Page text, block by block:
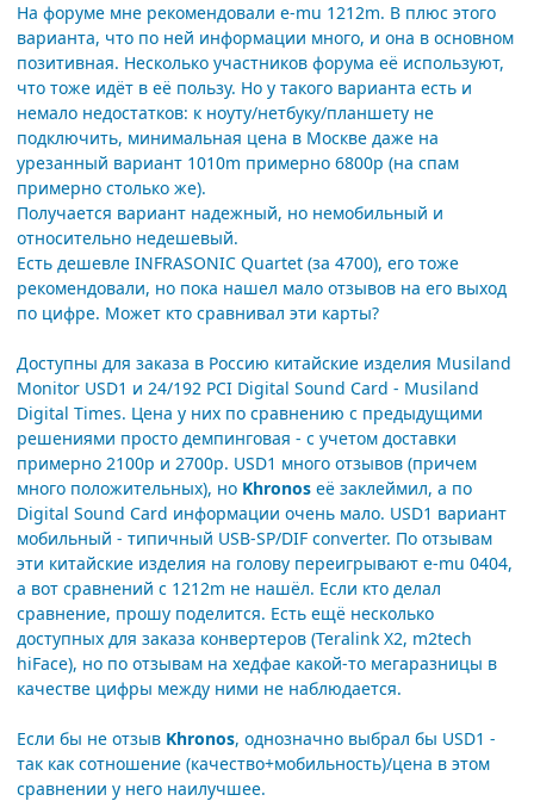
На форуме мне рекомендовали е-mu 1212m. В плюс этого
варианта, что по ней информации много, и она в основном
позитивная. Несколько участников форума её используют,
что тоже идёт в её пользу. Но у такого варианта есть и
немало недостатков: к ноуту/нетбуку/планшету не
подключить, минимальная цена в Москве даже на
урезанный вариант 1010m примерно 6800р (на спам
примерно столько же).
Получается вариант надежный, но немобильный и
относительно недешевый.
Есть дешевле INFRASONIC Quartet (за 4700), его тоже
рекомендовали, но пока нашел мало отзывов на его выход
по цифре. Может кто сравнивал эти карты?
Доступны для заказа в Россию китайские изделия Musiland
Monitor USD1 и 24/192 PCI Digital Sound Card - Musiland
Digital Times. Цена у них по сравнению с предыдущими
решениями просто демпинговая - с учетом доставки
примерно 2100р и 2700р. USD1 много отзывов (причем
много положительных), но Khronos её заклеймил, а по
Digital Sound Card информации очень мало. USD1 вариант
мобильный - типичный USB-SP/DIF converter. По отзывам
эти китайские изделия на голову переигрывают e-mu 0404,
а вот сравнений с 1212m не нашёл. Если кто делал
сравнение, прошу поделится. Есть ещё несколько
доступных для заказа конвертеров (Teralink X2, m2tech
hiFace), но по отзывам на хедфае какой-то мегаразницы в
качестве цифры между ними не наблюдается.
Если бы не отзыв Khronos, однозначно выбрал бы USD1 -
так как сотношение (качество+мобильность)/цена в этом
сравнении у него наилучшее.